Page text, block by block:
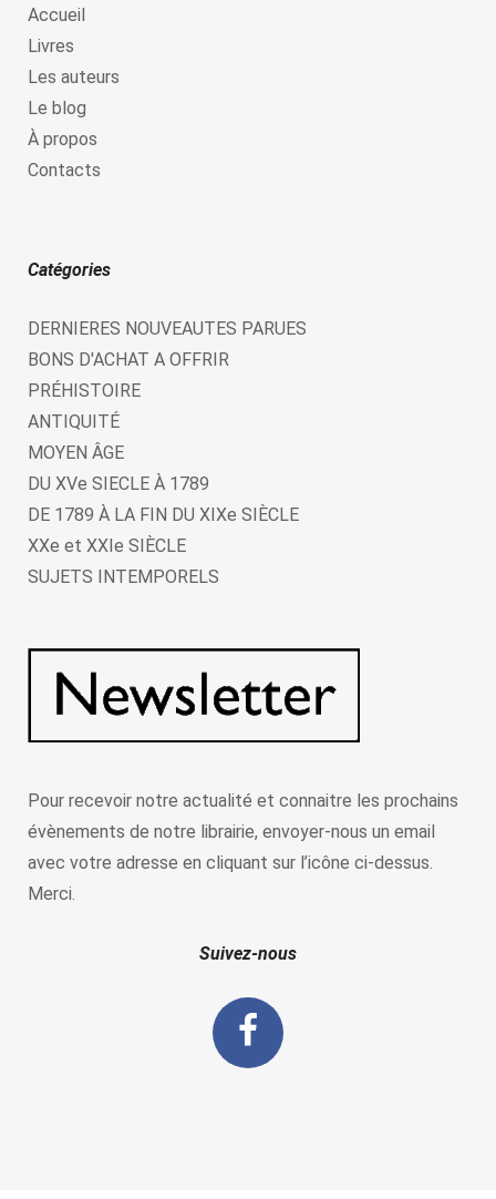
Accueil
Livres
Les auteurs
Le blog
À propos
Contacts
Catégories
DERNIERES NOUVEAUTES PARUES
BONS D'ACHAT A OFFRIR
PRÉHISTOIRE
ANTIQUITÉ
MOYEN ÂGE
DU XVe SIECLE À 1789
DE 1789 À LA FIN DU XIXe SIÈCLE
XXe et XXIe SIÈCLE
SUJETS INTEMPORELS
Pour recevoir notre actualité et connaitre les prochains
évènements de notre librairie, envoyer-nous un email
avec votre adresse en cliquant sur l’icône ci-dessus.
Merci.
Suivez-nous